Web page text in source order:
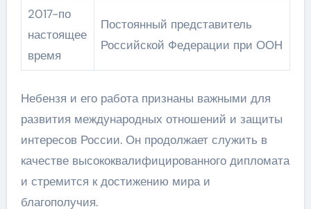
2017-по
настоящее
время
Постоянный представитель
Российской Федерации при ООН
Небензя и его работа признаны важными для
развития международных отношений и защиты
интересов России. Он продолжает служить в
качестве высококвалифицированного дипломата
и стремится к достижению мира и
благополучия.